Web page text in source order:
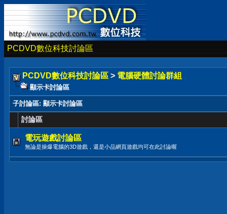
PCDVD數位科技討論區
PCDVD數位科技討論區 > 電腦硬體討論群組
顯示卡討論區
子討論區: 顯示卡討論區
討論區
電玩遊戲討論區
無論是操爆電腦的3D遊戲，還是小品網頁遊戲均可在此討論喔